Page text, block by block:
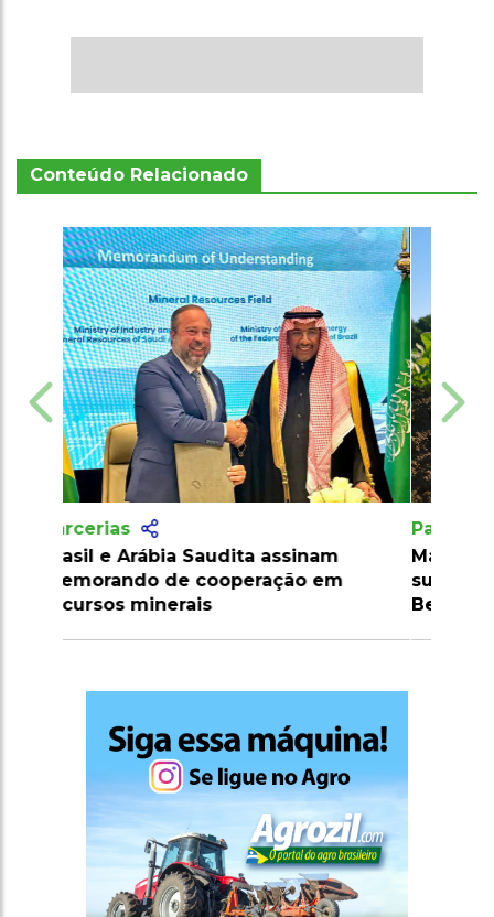
Conteúdo Relacionado
Parcerias
Mapa e parceiros discutem
sustentabilidade para COP30 em
Belém